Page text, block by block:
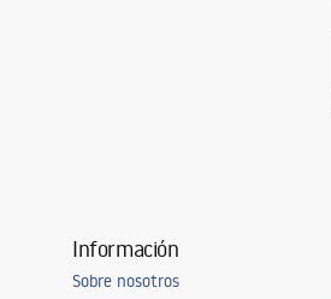
Información
Sobre nosotros